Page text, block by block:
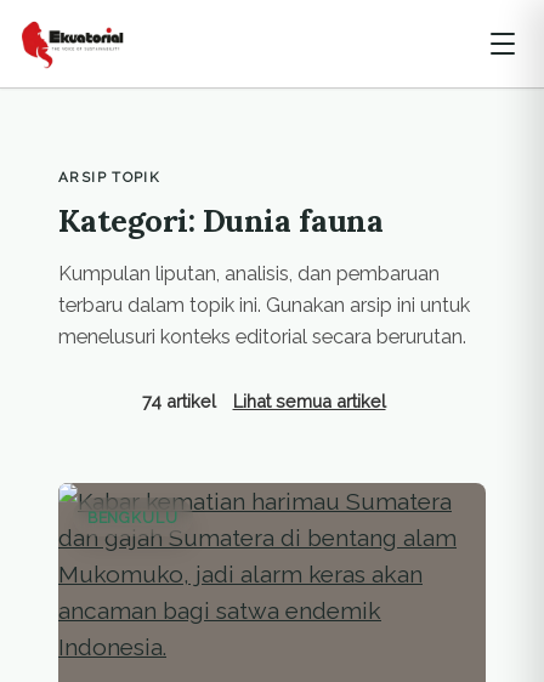
ARSIP TOPIK
Kategori: Dunia fauna
Kumpulan liputan, analisis, dan pembaruan
terbaru dalam topik ini. Gunakan arsip ini untuk
menelusuri konteks editorial secara berurutan.
74 artikel Lihat semua artikel
BENGKULU